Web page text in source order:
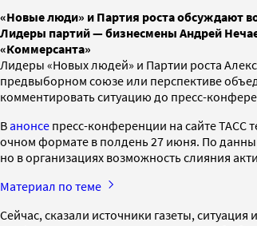
«Новые люди» и Партия роста обсуждают
Лидеры партий — бизнесмены Андрей
«Коммерсанта»
Лидеры «Новых людей» и Партии роста
предвыборном союзе или перспективе
комментировать ситуацию до пресс-
Ванонсе пресс-конференции на сайте ТАСС
очном формате в полдень 27 июня. По
но в организациях возможность слияния
Материал по теме
Сейчас, сказали источники газеты,